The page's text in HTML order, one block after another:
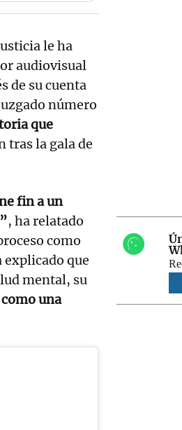
le ha
audiovisual
de su cuenta
número
que
tras la gala de
fin a un
, ha relatado
como
explicado que
mental, su
una